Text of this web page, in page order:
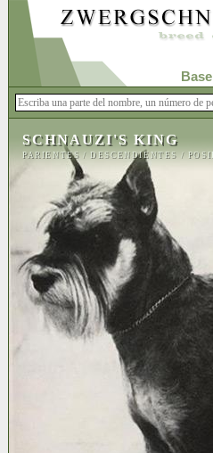
SCHNAUZI'S KING
PARIENTES /DESCENDIENTES /